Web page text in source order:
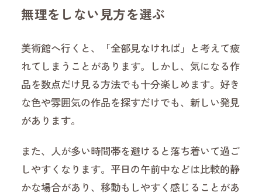
無理をしない見方を選ぶ
美術館へ行くと、「全部見なければ」と考えて疲
れてしまうことがあります。しかし、気になる作
品を数点だけ見る方法でも十分楽しめます。好き
な色や雰囲気の作品を探すだけでも、新しい発見
があります。
また、人が多い時間帯を避けると落ち着いて過ご
しやすくなります。平日の午前中などは比較的静
かな場合があり、移動もしやすく感じることがあ